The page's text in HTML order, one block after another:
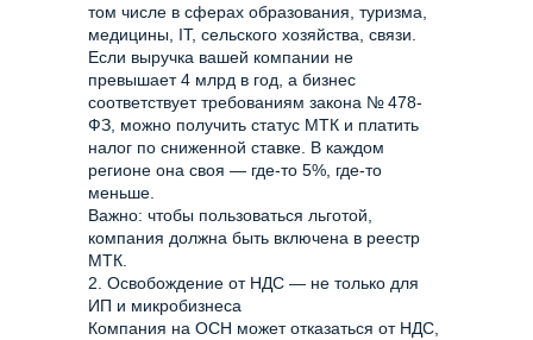
том числе в сферах образования, туризма,
медицины, IT, сельского хозяйства, связи.
Если выручка вашей компании не
превышает 4 млрд в год, а бизнес
соответствует требованиям закона № 478-
ФЗ, можно получить статус МТК и платить
налог по сниженной ставке. В каждом
регионе она своя — где-то 5%, где-то
меньше.
Важно: чтобы пользоваться льготой,
компания должна быть включена в реестр
МТК.
2. Освобождение от НДС — не только для
ИП и микробизнеса
Компания на ОСН может отказаться от НДС,